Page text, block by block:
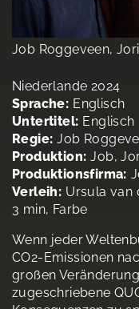
Job Roggeveen,
Niederlande 2024
Sprache: Englisch
Untertitel: Englisch
Regie: Job
Produktion: Job,
Produktionsfirma:
Verleih: Ursula van
3 min, Farbe
Wenn jeder
CO2-Emissionen
großen
zugeschriebene